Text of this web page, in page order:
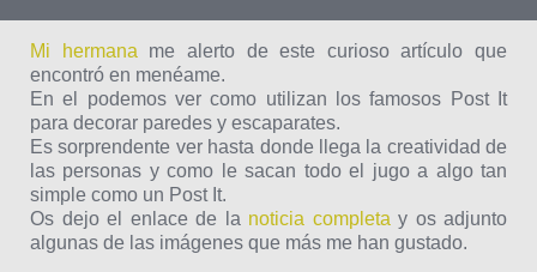
Mi hermana me alerto de este curioso artículo que
encontró en menéame.
En el podemos ver como utilizan los famosos Post It
para decorar paredes y escaparates.
Es sorprendente ver hasta donde llega la creatividad de
las personas y como le sacan todo el jugo a algo tan
simple como un Post It.
Os dejo el enlace de la noticia completa y os adjunto
algunas de las imágenes que más me han gustado.